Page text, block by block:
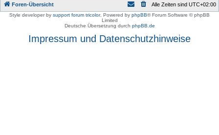
Foren-Übersicht Alle Zeiten sind UTC+02:00
Style developer by support forum tricolor, Powered by phpBB® Forum Software © phpBB
Limited
Deutsche Übersetzung durch phpBB.de
Impressum und Datenschutzhinweise